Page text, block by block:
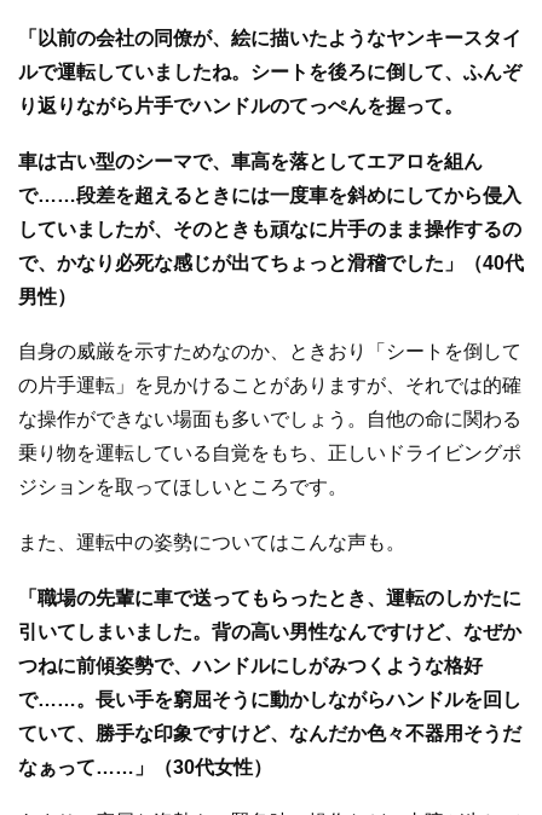
「以前の会社の同僚が、絵に描いたようなヤンキースタイ
ルで運転していましたね。シートを後ろに倒して、ふんぞ
り返りながら片手でハンドルのてっぺんを握って。
車は古い型のシーマで、車高を落としてエアロを組ん
で……段差を超えるときには一度車を斜めにしてから侵入
していましたが、そのときも頑なに片手のまま操作するの
で、かなり必死な感じが出てちょっと滑稽でした」（40代
男性）
自身の威厳を示すためなのか、ときおり「シートを倒して
の片手運転」を見かけることがありますが、それでは的確
な操作ができない場面も多いでしょう。自他の命に関わる
乗り物を運転している自覚をもち、正しいドライビングポ
ジションを取ってほしいところです。
また、運転中の姿勢についてはこんな声も。
「職場の先輩に車で送ってもらったとき、運転のしかたに
引いてしまいました。背の高い男性なんですけど、なぜか
つねに前傾姿勢で、ハンドルにしがみつくような格好
で……。長い手を窮屈そうに動かしながらハンドルを回し
ていて、勝手な印象ですけど、なんだか色々不器用そうだ
なぁって……」（30代女性）